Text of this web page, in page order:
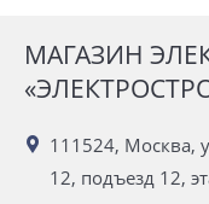
МАГАЗИН
111524, Москва,
12, подъезд 12,